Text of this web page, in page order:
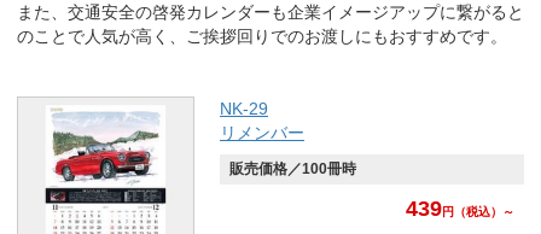
また、交通安全の啓発カレンダーも企業イメージアップに繋がると
のことで人気が高く、ご挨拶回りでのお渡しにもおすすめです。
NK-29
リメンバー
販売価格／100冊時
439円 （税込）～